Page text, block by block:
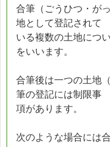
合筆（ごうひつ・が
地として登記されて
いる複数の土地につ
をいいます。
合筆後は一つの土地
筆の登記には制限事
項があります。
次のような場合には